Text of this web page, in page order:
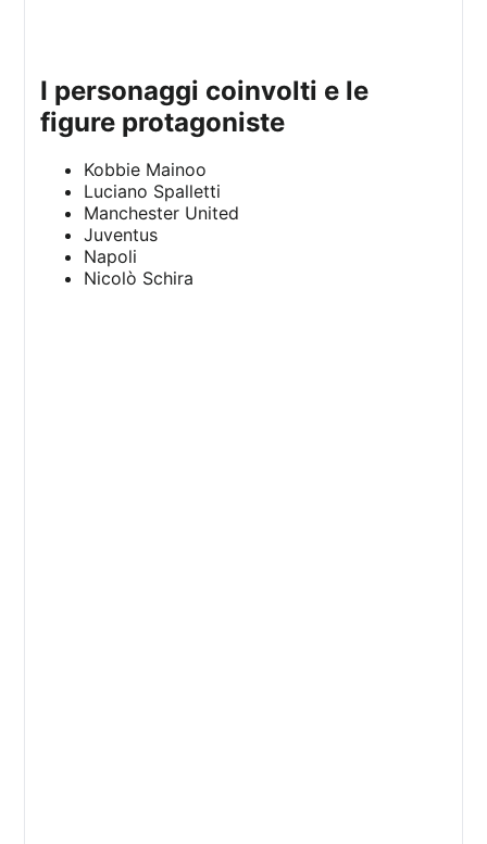
i personaggi coinvolti e le
figure protagoniste
Kobbie Mainoo
Luciano Spalletti
Manchester United
Juventus
Napoli
Nicolò Schira